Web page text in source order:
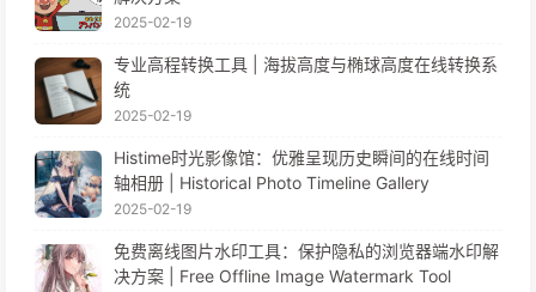
2025-02-19
专业高程转换工具 | 海拔高度与椭球高度在线转换系
统
2025-02-19
Histime时光影像馆：优雅呈现历史瞬间的在线时间
轴相册 | Historical Photo Timeline Gallery
2025-02-19
免费离线图片水印工具：保护隐私的浏览器端水印解
决方案 | Free Offline Image Watermark Tool